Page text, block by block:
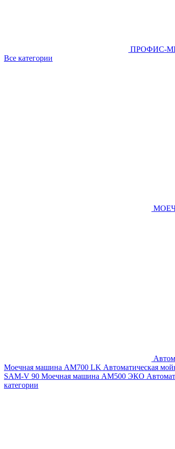
ПРОФИС-
Все категории
Моечная машина AM700 LK Автоматическая
SAM-V 90 Моечная машина АМ500 ЭКО
категории